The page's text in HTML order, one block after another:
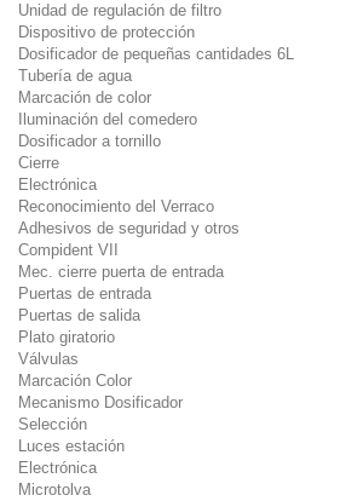
Unidad de regulación de filtro
Dispositivo de protección
Dosificador de pequeñas cantidades 6L
Tubería de agua
Marcación de color
Iluminación del comedero
Dosificador a tornillo
Cierre
Electrónica
Reconocimiento del Verraco
Adhesivos de seguridad y otros
Compident VII
Mec. cierre puerta de entrada
Puertas de entrada
Puertas de salida
Plato giratorio
Válvulas
Marcación Color
Mecanismo Dosificador
Selección
Luces estación
Electrónica
Microtolva